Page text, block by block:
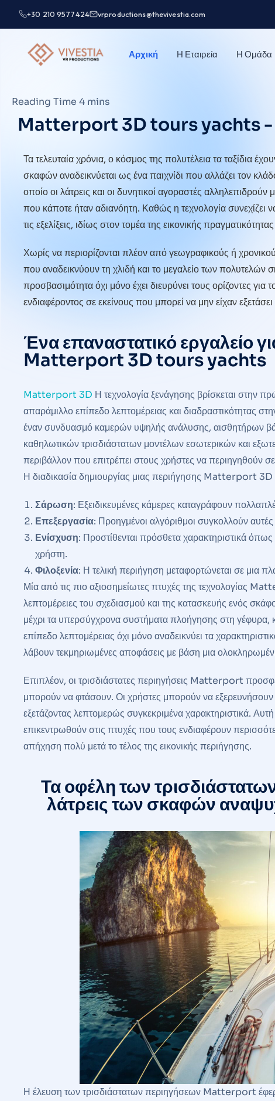
+30 210 9577424 vrproductions@thevivestia.com
Αρχική Η Εταιρεία Η Ομάδα
Matterport 3D tours yachts -
Τα τελευταία χρόνια, ο κόσμος της πολυτέλειατα ταξίδια
σκαφών αναδεικνύεται ως ένα παιχνίδι που αλλάζει τον
οποίο οι λάτρεις και οι δυνητικοί αγοραστές
που κάποτε ήταν αδιανόητη. Καθώς η τεχνολογία συνεχίζει
τις εξελίξεις, ιδίως στον τομέα της εικονικής
Χωρίς να περιορίζονται πλέον από γεωγραφικούς ή
που αναδεικνύουν τη χλιδή και το μεγαλείο των
προσβασιμότητα όχι μόνο έχει διευρύνει τους ορίζοντες
ενδιαφέροντος σε εκείνους που μπορεί να μην είχαν
Ένα επαναστατικό εργαλείο
Matterport 3D tours yachts
Matterport 3D Η τεχνολογία ξενάγησης βρίσκεται στην
απαράμιλλο επίπεδο λεπτομέρειας και διαδραστικότητας
έναν συνδυασμό καμερών υψηλής ανάλυσης, αισθητήρων
καθηλωτικών τρισδιάστατων μοντέλων εσωτερικών και
περιβάλλον που επιτρέπει στους χρήστες να περιηγηθούν
Η διαδικασία δημιουργίας μιας περιήγησης Matterport 3D
Σάρωση: Εξειδικευμένες κάμερες καταγράφουν
Επεξεργασία: Προηγμένοι αλγόριθμοι συγκολλούν
Ενίσχυση: Προστίθενται πρόσθετα χαρακτηριστικά
χρήστη.
Φιλοξενία: Η τελική περιήγηση μεταφορτώνεται σε μια
Μία από τις πιο αξιοσημείωτες πτυχές της τεχνολογίας
λεπτομέρειες του σχεδιασμού και της κατασκευής ενός
μέχρι τα υπερσύγχρονα συστήματα πλοήγησης στη γέφυρα,
επίπεδο λεπτομέρειας όχι μόνο αναδεικνύει τα
λάβουν τεκμηριωμένες αποφάσεις με βάση μια
Επιπλέον, οι τρισδιάστατες περιηγήσεις Matterport
μπορούν να φτάσουν. Οι χρήστες μπορούν να εξερευνήσουν
εξετάζοντας λεπτομερώς συγκεκριμένα χαρακτηριστικά.
επικεντρωθούν στις πτυχές που τους ενδιαφέρουν
απήχηση πολύ μετά το τέλος της εικονικής περιήγησης.
Τα οφέλη των
λάτρεις των σκαφών
Η έλευση των τρισδιάστατων περιηγήσεων Matterport